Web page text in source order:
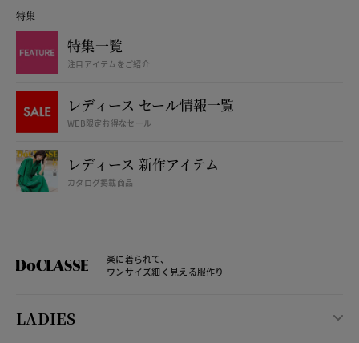
特集
特集一覧
注目アイテムをご紹介
レディース セール情報一覧
WEB限定お得なセール
レディース 新作アイテム
カタログ掲載商品
楽に着られて、
ワンサイズ細く見える服作り
LADIES